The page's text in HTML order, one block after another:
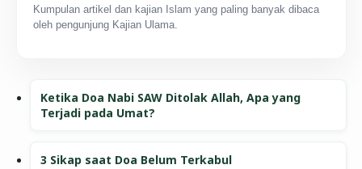
Kumpulan artikel dan kajian Islam yang paling banyak dibaca
oleh pengunjung Kajian Ulama.
Ketika Doa Nabi SAW Ditolak Allah, Apa yang
Terjadi pada Umat?
3 Sikap saat Doa Belum Terkabul